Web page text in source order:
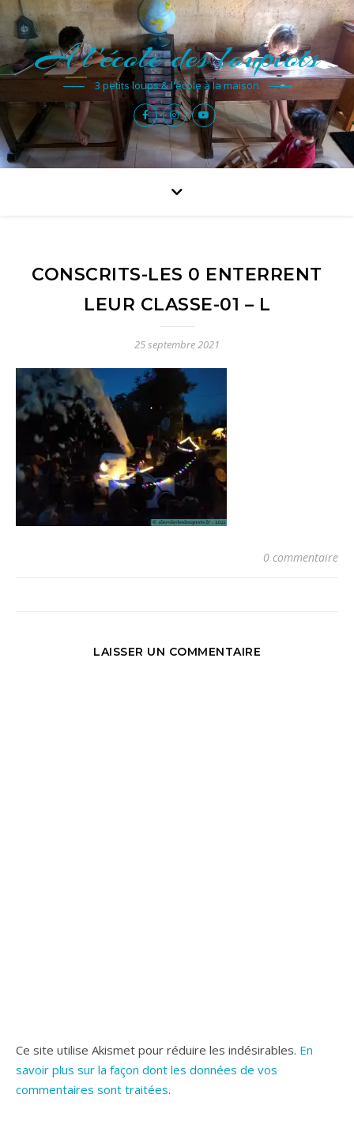
A l'école des loupiots
3 petits loups & l'école à la maison
CONSCRITS-LES 0 ENTERRENT
LEUR CLASSE-01 – L
25 septembre 2021
0 commentaire
LAISSER UN COMMENTAIRE
Ce site utilise Akismet pour réduire les indésirables. En
savoir plus sur la façon dont les données de vos
commentaires sont traitées.